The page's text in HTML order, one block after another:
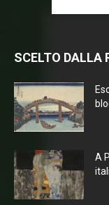
SCELTO DALLA
A